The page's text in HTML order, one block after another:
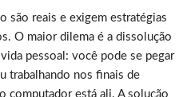
são reais e exigem estratégias
O maior dilema é a dissolução
pessoal: você pode se pegar
trabalhando nos finais de
computador está ali. A solução